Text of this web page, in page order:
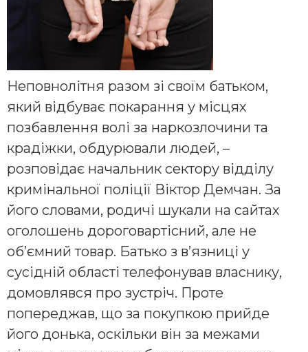
Неповнолітня разом зі своїм батьком,
який відбуває покарання у місцях
позбавлення волі за наркозлочини та
крадіжки, обдурювали людей, –
розповідає начальник сектору відділу
кримінальної поліції Віктор Демчан. За
його словами, родичі шукали на сайтах
оголошень дороговартісний, але не
об’ємний товар. Батько з в’язниці у
сусідній області телефонував власнику,
домовлявся про зустріч. Проте
попереджав, що за покупкою прийде
його донька, оскільки він за межами